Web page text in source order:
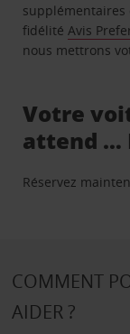
supplémentaires
fidélité Avis
nous mettrons
Votre
attend …
Réservez
COMMENT
AIDER ?